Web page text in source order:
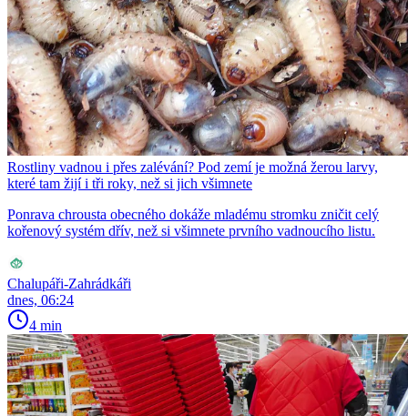
Rostliny vadnou i přes zalévání? Pod zemí je možná žerou larvy,
které tam žijí i tři roky, než si jich všimnete
Ponrava chrousta obecného dokáže mladému stromku zničit celý
kořenový systém dřív, než si všimnete prvního vadnoucího listu.
Chalupáři-Zahrádkáři
dnes, 06:24
4 min